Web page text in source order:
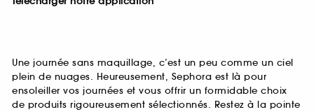
Une journée sans maquillage, c’est un peu comme un ciel
plein de nuages. Heureusement, Sephora est là pour
ensoleiller vos journées et vous offrir un formidable choix
de produits rigoureusement sélectionnés. Restez à la pointe